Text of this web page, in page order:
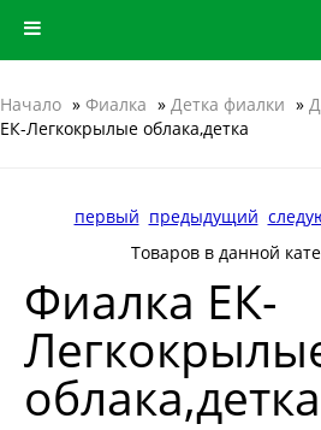
Начало » Фиалка » Детка фиалки »
ЕК-Легкокрылые облака,детка
первый предыдущий
Товаров в данной
Фиалка ЕК-
облака,детка